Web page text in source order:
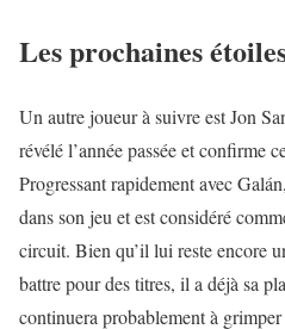
Les prochaines
Un autre joueur à suivre est Jon
révélé l’année passée et confirme
Progressant rapidement avec
dans son jeu et est considéré
circuit. Bien qu’il lui reste encore
battre pour des titres, il a déjà sa
continuera probablement à